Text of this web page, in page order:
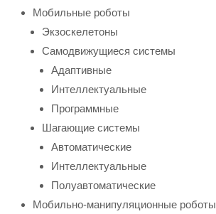
Мобильные роботы
Экзоскелетоны
Самодвижущиеся системы
Адаптивные
Интеллектуальные
Программные
Шагающие системы
Автоматические
Интеллектуальные
Полуавтоматические
Мобильно-манипуляционные роботы